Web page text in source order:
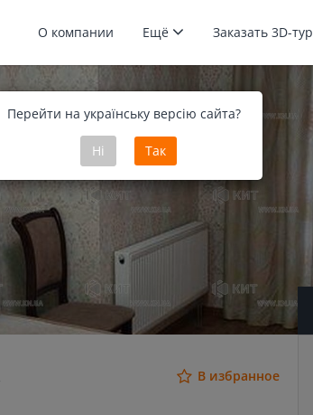
О компании Ещё Заказать 3D-тур
Перейти на українську версію сайта?
Ні Так
В избранное